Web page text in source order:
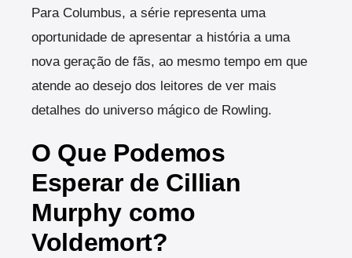
Para Columbus, a série representa uma
oportunidade de apresentar a história a uma
nova geração de fãs, ao mesmo tempo em que
atende ao desejo dos leitores de ver mais
detalhes do universo mágico de Rowling.
O Que Podemos
Esperar de Cillian
Murphy como
Voldemort?